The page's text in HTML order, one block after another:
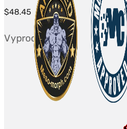
$48.45
Vyprodáno